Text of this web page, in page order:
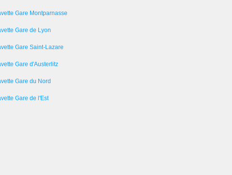
Gare Montparnasse
Gare de Lyon
Gare Saint-Lazare
Gare d'Austerlitz
Gare du Nord
Gare de l'Est